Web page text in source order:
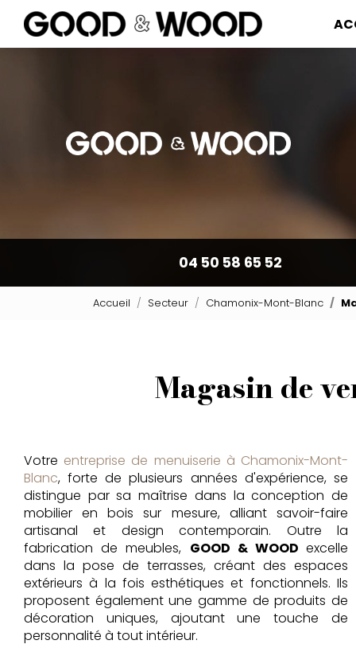
contenu
04 50 58 65 52
Accueil Secteur Chamonix-Mont-Blanc
Magasin de
Votre entreprise de menuiserie à Chamonix-Mont-
Blanc, forte de plusieurs années d'expérience, se
distingue par sa maîtrise dans la conception de
mobilier en bois sur mesure, alliant savoir-faire
artisanal et design contemporain. Outre la
fabrication de meubles, GOOD & WOOD excelle
dans la pose de terrasses, créant des espaces
extérieurs à la fois esthétiques et fonctionnels. Ils
proposent également une gamme de produits de
décoration uniques, ajoutant une touche de
personnalité à tout intérieur.